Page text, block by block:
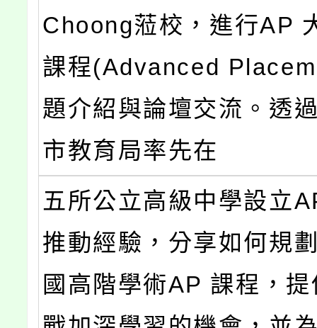
Choong蒞校，進行AP
課程(Advanced
題介紹與論壇交流。透
市教育局率先在
五所公立高級中學設立
推動經驗，分享如何規
國高階學術AP 課程，